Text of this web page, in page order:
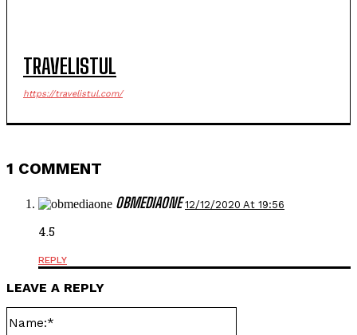
TRAVELISTUL
https://travelistul.com/
1 COMMENT
OBMEDIAONE 12/12/2020 At 19:56
4.5
REPLY
LEAVE A REPLY